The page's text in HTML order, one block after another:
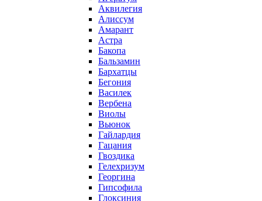
Аквилегия
Алиссум
Амарант
Астра
Бакопа
Бальзамин
Бархатцы
Бегония
Василек
Вербена
Виолы
Вьюнок
Гайлардия
Гацания
Гвоздика
Гелехризум
Георгина
Гипсофила
Глоксиния